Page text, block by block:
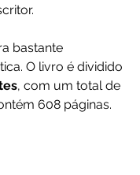
bastante
O livro é dividido
, com um total de
608 páginas.